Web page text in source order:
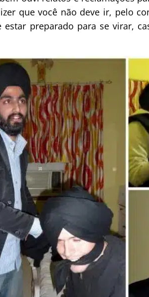
que você não deve ir, pelo
estar preparado para se virar,